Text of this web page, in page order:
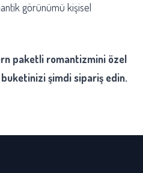
görünümü kişisel
paketli romantizmini özel
şimdi sipariş edin.